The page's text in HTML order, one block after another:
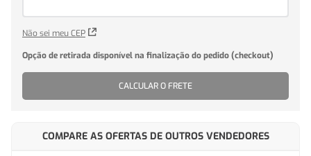
Não sei meu CEP
CALCULAR O FRETE
COMPARE AS OFERTAS DE OUTROS VENDEDORES